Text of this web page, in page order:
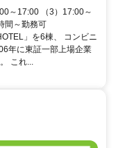
～17:00 （3）17:00～
間～勤務可
」を6棟、 コンビニ
年に東証一部上場企業
これ...